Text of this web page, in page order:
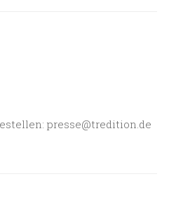
presse@tredition.de